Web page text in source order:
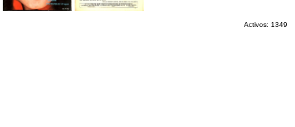
Activos: 1349